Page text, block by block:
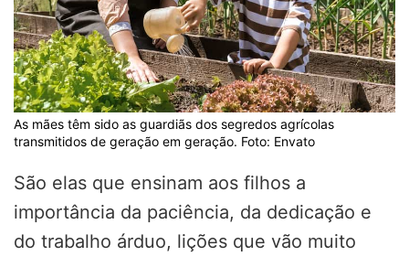
As mães têm sido as guardiãs dos segredos agrícolas
transmitidos de geração em geração. Foto: Envato
São elas que ensinam aos filhos a
importância da paciência, da dedicação e
do trabalho árduo, lições que vão muito